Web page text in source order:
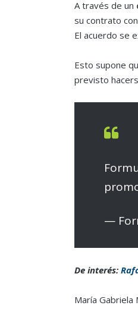
A través de un
su contrato
El acuerdo se
Esto supone
previsto
—
De interés:
María Gabriela